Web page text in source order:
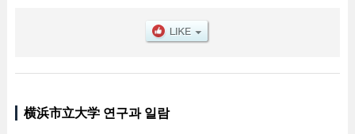
므로 많이 이용해 주시기 바랍니다.
横浜市立大学 연구과 일람